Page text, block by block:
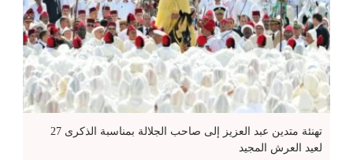
تهنئة متدين عبد العزيز إلى صاحب الجلالة بمناسبة الذكرى 27
لعيد العرش المجيد